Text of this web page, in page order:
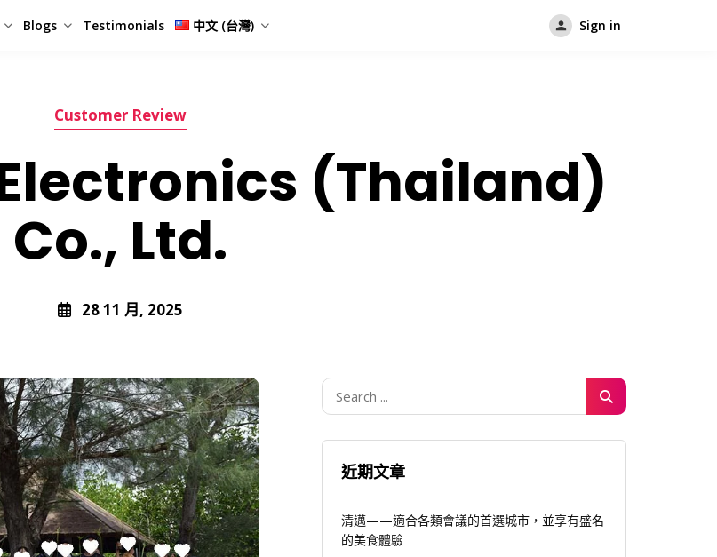
Blogs Testimonials 中文 (台灣) Sign in
Customer Review
Electronics (Thailand)
Co., Ltd.
28 11 月, 2025
近期文章
清邁——適合各類會議的首選城市，並享有盛名
的美食體驗